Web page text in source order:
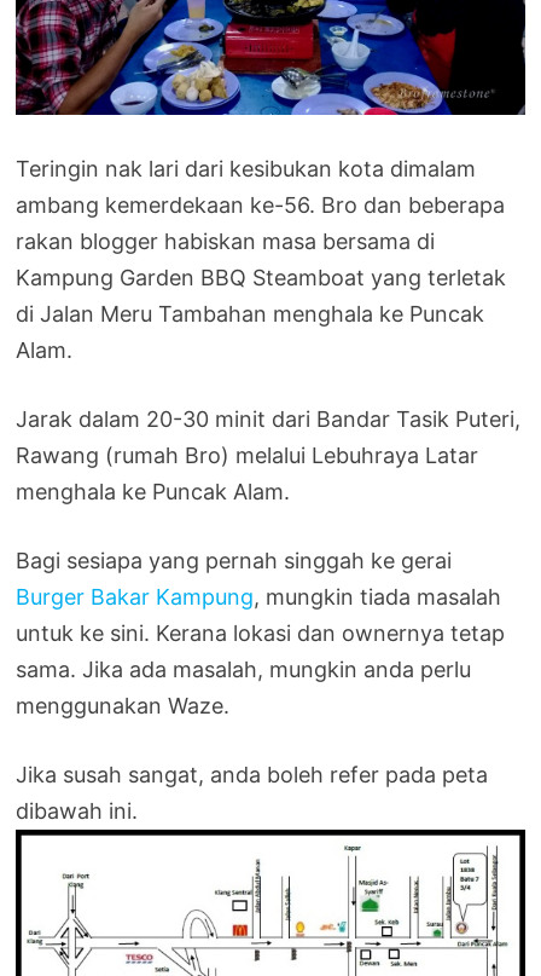
Teringin nak lari dari kesibukan kota dimalam
ambang kemerdekaan ke-56. Bro dan beberapa
rakan blogger habiskan masa bersama di
Kampung Garden BBQ Steamboat yang terletak
di Jalan Meru Tambahan menghala ke Puncak
Alam.
Jarak dalam 20-30 minit dari Bandar Tasik Puteri,
Rawang (rumah Bro) melalui Lebuhraya Latar
menghala ke Puncak Alam.
Bagi sesiapa yang pernah singgah ke gerai
Burger Bakar Kampung, mungkin tiada masalah
untuk ke sini. Kerana lokasi dan ownernya tetap
sama. Jika ada masalah, mungkin anda perlu
menggunakan Waze.
Jika susah sangat, anda boleh refer pada peta
dibawah ini.